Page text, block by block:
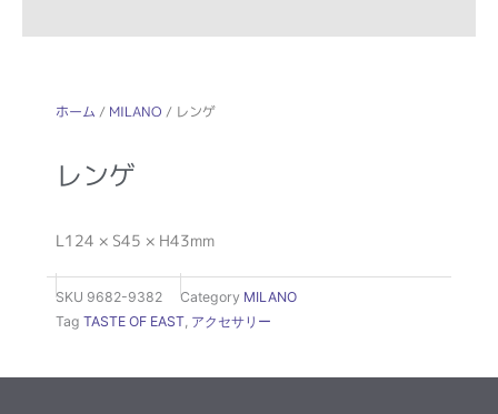
ホーム / MILANO / レンゲ
レンゲ
L124 × S45 × H43mm
SKU 9682-9382 Category MILANO
Tag TASTE OF EAST アクセサリー